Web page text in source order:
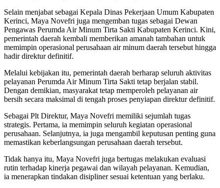
Selain menjabat sebagai Kepala Dinas Pekerjaan Umum Kabupaten
Kerinci, Maya Novefri juga mengemban tugas sebagai Dewan
Pengawas Perumda Air Minum Tirta Sakti Kabupaten Kerinci. Kini,
pemerintah daerah kembali memberikan amanah tambahan untuk
memimpin operasional perusahaan air minum daerah tersebut hingga
hadir direktur definitif.
Melalui kebijakan itu, pemerintah daerah berharap seluruh aktivitas
pelayanan Perumda Air Minum Tirta Sakti tetap berjalan stabil.
Dengan demikian, masyarakat tetap memperoleh pelayanan air
bersih secara maksimal di tengah proses penyiapan direktur definitif.
Sebagai Plt Direktur, Maya Novefri memiliki sejumlah tugas
strategis. Pertama, ia memimpin seluruh kegiatan operasional
perusahaan. Selanjutnya, ia juga mengambil keputusan penting guna
memastikan keberlangsungan perusahaan daerah tersebut.
Tidak hanya itu, Maya Novefri juga bertugas melakukan evaluasi
rutin terhadap kinerja pegawai dan wilayah pelayanan. Kemudian,
ia menerapkan tindakan disipliner sesuai ketentuan yang berlaku.